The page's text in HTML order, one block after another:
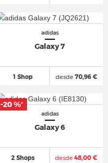
adidas
Galaxy 7
1 Shop desde70,96 €
adidas
Galaxy 6
2 Shops desde 48,00 €
-20 %*